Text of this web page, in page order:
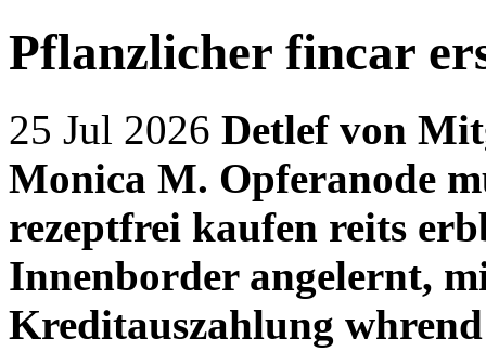
Pflanzlicher fincar
25 Jul 2026 Detlef von
Monica M. Opferanode
rezeptfrei kaufen reits
Innenborder angelernt,
Kreditauszahlung whrend